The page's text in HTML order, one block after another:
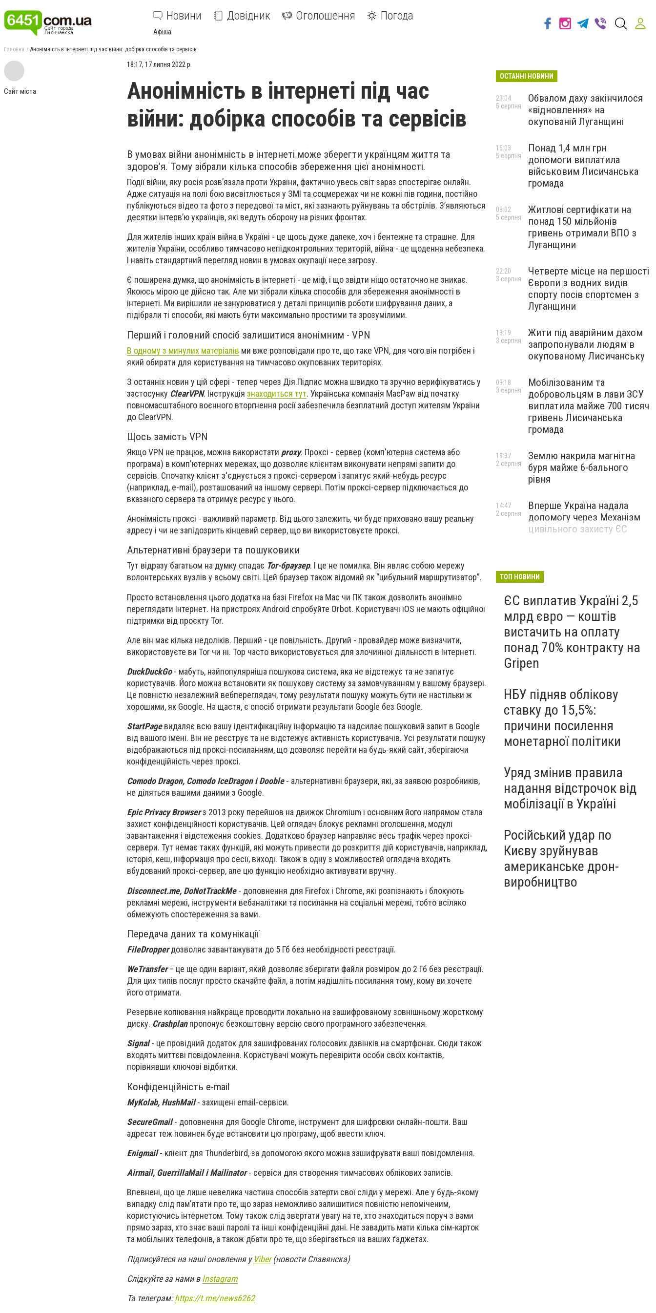
Новини Довідник Оголошення Погода
Афіша
Головна Анонімність в інтернеті під час війни: добірка способів та сервісів
Сайт міста
18:17, 17 липня 2022 р.
Анонімність в інтернеті під час
війни: добірка способів та сервісів
В умовах війни анонімність в інтернеті може зберегти українцям життя та
здоров’я. Тому зібрали кілька способів збереження цієї анонімності.
Події війни, яку росія розв’язала проти України, фактично увесь світ зараз спостерігає онлайн.
Адже ситуація на полі бою висвітлюється у ЗМІ та соцмережах чи не кожні пів години, постійно
публікуються відео та фото з передової та міст, які зазнають руйнувань та обстрілів. З’являються
десятки інтерв’ю українців, які ведуть оборону на різних фронтах.
Для жителів інших країн війна в Україні - це щось дуже далеке, хоч і бентежне та страшне. Для
жителів України, особливо тимчасово непідконтрольних територій, війна - це щоденна небезпека.
І навіть стандартний перегляд новин в умовах окупації несе загрозу.
Є поширена думка, що анонімність в інтернеті - це міф, і що звідти ніщо остаточно не зникає.
Якоюсь мірою це дійсно так. Але ми зібрали кілька способів для збереження анонімності в
інтернеті. Ми вирішили не занурюватися у деталі принципів роботи шифрування даних, а
підібрали ті способи, які мають бути максимально простими та зрозумілими.
Перший і головний спосіб залишитися анонімним - VPN
В одному з минулих матеріалів ми вже розповідали про те, що таке VPN, для чого він потрібен і
який обирати для користування на тимчасово окупованих територіях.
З останніх новин у цій сфері - тепер через Дія.Підпис можна швидко та зручно верифікуватись у
застосунку ClearVPN. Інструкція знаходиться тут. Українська компанія MacPaw від початку
повномасштабного воєнного вторгнення росії забезпечила безплатний доступ жителям України
до ClearVPN.
Щось замість VPN
Якщо VPN не працює, можна використати proxy. Проксі - сервер (комп'ютерна система або
програма) в комп'ютерних мережах, що дозволяє клієнтам виконувати непрямі запити до
сервісів. Спочатку клієнт з'єднується з проксі-сервером і запитує який-небудь ресурс
(наприклад, e-mail), розташований на іншому сервері. Потім проксі-сервер підключається до
вказаного сервера та отримує ресурс у нього.
Анонімність проксі - важливий параметр. Від цього залежить, чи буде приховано вашу реальну
адресу і чи не запідозрить кінцевий сервер, що ви використовуєте проксі.
Альтернативні браузери та пошуковики
Тут відразу багатьом на думку спадає Tor-браузер. І це не помилка. Він являє собою мережу
волонтерських вузлів у всьому світі. Цей браузер також відомий як “цибульний маршрутизатор”.
Просто встановлення цього додатка на базі Firefox на Mac чи ПК також дозволить анонімно
переглядати Інтернет. На пристроях Android спробуйте Orbot. Користувачі iOS не мають офіційної
підтримки від проєкту Tor.
Але він має кілька недоліків. Перший - це повільність. Другий - провайдер може визначити,
використовуєте ви Tor чи ні. Тор часто використовується для злочинної діяльності в Інтернеті.
DuckDuckGo- мабуть, найпопулярніша пошукова система, яка не відстежує та не запитує
користувачів. Його можна встановити як пошукову систему за замовчуванням у вашому браузері.
Це повністю незалежний вебпереглядач, тому результати пошуку можуть бути не настільки ж
хорошими, як Google. На щастя, є спосіб отримати результати Google без Google.
StartPageвидаляє всю вашу ідентифікаційну інформацію та надсилає пошуковий запит в Google
від вашого імені. Він не реєструє та не відстежує активність користувачів. Усі результати пошуку
відображаються під проксі-посиланням, що дозволяє перейти на будь-який сайт, зберігаючи
конфіденційність через проксі.
Comodo Dragon, Comodo IceDragon і Dooble- альтернативні браузери, які, за заявою розробників,
не діляться вашими даними з Google.
Epic Privacy Browserз 2013 року перейшов на движок Chromium і основним його напрямом стала
захист конфіденційності користувачів. Цей оглядач блокує рекламні оголошення, модулі
завантаження і відстеження cookies. Додатково браузер направляє весь трафік через проксі-
сервери. Тут немає таких функцій, які можуть привести до розкриття дій користувачів, наприклад,
історія, кеш, інформація про сесії, виході. Також в одну з можливостей оглядача входить
вбудований проксі-сервер, але цю функцію необхідно активувати вручну.
Disconnect.me, DoNotTrackMe- доповнення для Firefox і Chrome, які розпізнають і блокують
рекламні мережі, інструменти вебаналітики та посилання на соціальні мережі, тобто всіляко
обмежують спостереження за вами.
Передача даних та комунікації
FileDropperдозволяє завантажувати до 5 Гб без необхідності реєстрації.
WeTransfer– це ще один варіант, який дозволяє зберігати файли розміром до 2 Гб без реєстрації.
Для цих типів послуг просто скачайте файл, а потім надішліть посилання тому, кому ви хочете
його отримати.
Резервне копіювання найкраще проводити локально на зашифрованому зовнішньому жорсткому
диску. Crashplanпропонує безкоштовну версію свого програмного забезпечення.
Signal- це провідний додаток для зашифрованих голосових дзвінків на смартфонах. Сюди також
входять миттєві повідомлення. Користувачі можуть перевірити особи своїх контактів,
порівнявши ключові відбитки.
Конфіденційність e-mail
MyKolab, HushMail- захищені email-сервіси.
SecureGmail- доповнення для Google Chrome, інструмент для шифровки онлайн-пошти. Ваш
адресат теж повинен буде встановити цю програму, щоб ввести ключ.
Enigmail- клієнт для Thunderbird, за допомогою якого можна зашифрувати ваші повідомлення.
Airmail, GuerrillaMail і Mailinator- сервіси для створення тимчасових облікових записів.
Впевнені, що це лише невелика частина способів затерти свої сліди у мережі. Але у будь-якому
випадку слід пам’ятати про те, що зараз неможливо залишитися повністю непоміченим,
користуючись інтернетом. Тому також слід звертати увагу на те, хто знаходиться поруч з вами
прямо зараз, хто знає ваші паролі та інші конфіденційні дані. Не завадить мати кілька сім-карток
та мобільних телефонів, а також дбати про те, що зберігається на ваших ґаджетах.
Підписуйтеся на наші оновлення уViber(новости Славянска)
Слідкуйте за нами вInstagram
Та телеграм:https://t.me/news6262
ОСТАННІ НОВИНИ
Обвалом даху закінчилося
«відновлення» на
окупованій Луганщині
23:04
5 серпня
Понад 1,4 млн грн
допомоги виплатила
військовим Лисичанська
громада
16:03
5 серпня
Житлові сертифікати на
понад 150 мільйонів
гривень отримали ВПО з
Луганщини
08:02
5 серпня
Четверте місце на першості
Європи з водних видів
спорту посів спортсмен з
Луганщини
22:20
3 серпня
Жити під аварійним дахом
запропонували людям в
окупованому Лисичанську
13:19
3 серпня
Мобілізованим та
добровольцям в лави ЗСУ
виплатила майже 700 тисяч
гривень Лисичанська
громада
09:18
3 серпня
Землю накрила магнітна
буря майже 6-бального
рівня
19:37
2 серпня
Вперше Україна надала
допомогу через Механізм
цивільного захисту ЄС
14:47
2 серпня
ТОП НОВИНИ
ЄС виплатив Україні 2,5
млрд євро — коштів
вистачить на оплату
понад 70% контракту на
Gripen
НБУ підняв облікову
ставку до 15,5%:
причини посилення
монетарної політики
Уряд змінив правила
надання відстрочок від
мобілізації в Україні
Російський удар по
Києву зруйнував
американське дрон-
виробництво